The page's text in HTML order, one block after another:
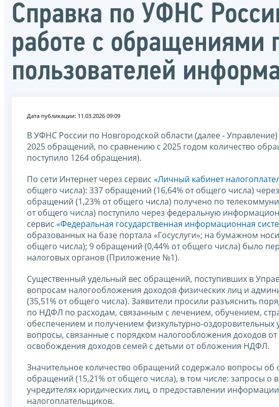
Справка по УФНС
работе с обращениями
пользователей
Дата публикации: 11.03.2026 09:09
В УФНС России по Новгородской области (далее -
2025 обращений, по сравнению с 2025 годом количество
поступило 1264 обращения).
По сети Интернет через сервис «Личный кабинет
общего числа): 337 обращений (16,64% от общего числа)
обращений (1,23% от общего числа) получено по
от общего числа) поступило через федеральную
сервис «Федеральная государственная информационная
образованных на базе портала «Госуслуги»; на бумажном
общего числа); 9 обращений (0,44% от общего числа) было
налоговых органов (Приложение №1).
Существенный удельный вес обращений, поступивших в
вопросам налогообложения доходов физических лиц и
(35,51% от общего числа). Заявители просили разъяснить
по НДФЛ по расходам, связанным с лечением, обучением,
обеспечением и получением физкультурно-оздоровительных
вопросы, связанные с порядком налогообложения доходов
освобождения доходов семей с детьми от обложения НДФЛ.
Значительное количество обращений содержало вопросы об
обращений (15,21% от общего числа), в том числе: запросы о
учредителях юридических лиц, о предоставлении
налогоплательщиков.